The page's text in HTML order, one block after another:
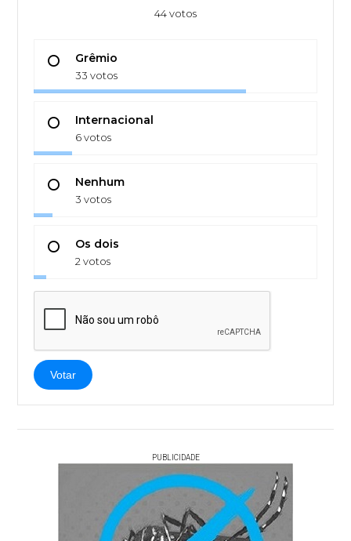
44 votos
Grêmio
33 votos
Internacional
6 votos
Nenhum
3 votos
Os dois
2 votos
Votar
PUBLICIDADE